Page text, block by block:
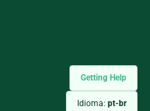
Getting Help
Idioma: pt-br